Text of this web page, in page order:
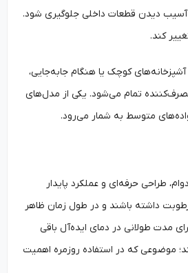
دیدن قطعات داخلی جلوگیری شود.
کند.
کوچک یا هنگام جابه‌جایی،
تمام می‌شود. یکی از مدل‌های
طراحی حرفه‌ای و عملکرد پایدار
رطوبت داشته باشند و در طول زمان ظاهر
مدت طولانی در دمای ایده‌آل باقی
موضوعی که در استفاده روزمره اهمیت